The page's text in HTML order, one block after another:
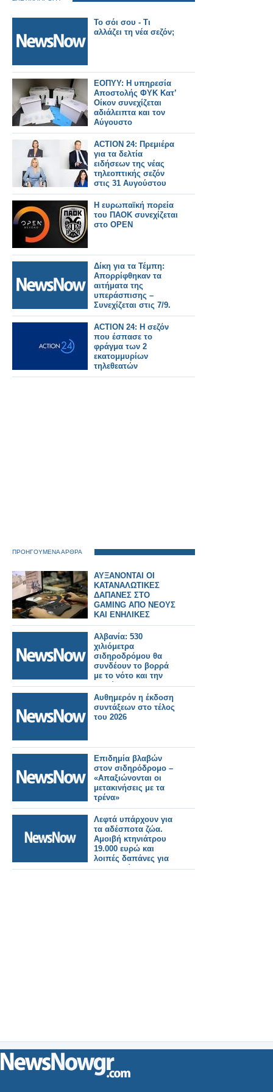
Το σόι σου - Τι
αλλάζει τη νέα σεζόν;
ΕΟΠΥΥ: Η υπηρεσία
Αποστολής ΦΥΚ Κατ’
Οίκον συνεχίζεται
αδιάλειπτα και τον
Αύγουστο
ACTION 24: Πρεμιέρα
για τα δελτία
ειδήσεων της νέας
τηλεοπτικής σεζόν
στις 31 Αυγούστου
Η ευρωπαϊκή πορεία
του ΠΑΟΚ συνεχίζεται
στο OPEN
Δίκη για τα Τέμπη:
Απορρίφθηκαν τα
αιτήματα της
υπεράσπισης –
Συνεχίζεται στις 7/9.
ACTION 24: Η σεζόν
που έσπασε το
φράγμα των 2
εκατομμυρίων
τηλεθεατών
ΠΡΟΗΓΟΥΜΕΝΑ ΑΡΘΡΑ
ΑΥΞΑΝΟΝΤΑΙ ΟΙ
ΚΑΤΑΝΑΛΩΤΙΚΕΣ
ΔΑΠΑΝΕΣ ΣΤΟ
GAMING ΑΠΟ ΝΕΟΥΣ
ΚΑΙ ΕΝΗΛΙΚΕΣ
Αλβανία: 530
χιλιόμετρα
σιδηροδρόμου θα
συνδέουν το βορρά
με το νότο και την
Ευρώπη
Αυθημερόν η έκδοση
συντάξεων στο τέλος
του 2026
Επιδημία βλαβών
στον σιδηρόδρομο –
«Απαξιώνονται οι
μετακινήσεις με τα
τρένα»
Λεφτά υπάρχουν για
τα αδέσποτα ζώα.
Αμοιβή κτηνιάτρου
19.000 ευρώ και
λοιπές δαπάνες για
τη φροντίδα